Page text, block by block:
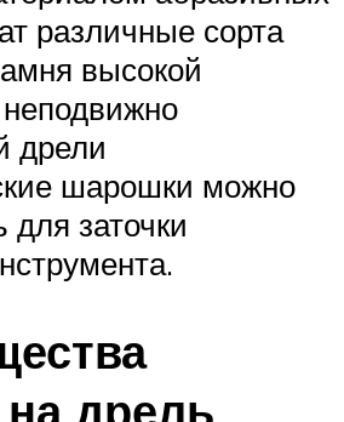
различные сорта
высокой
дрели
шарошки можно
для заточки